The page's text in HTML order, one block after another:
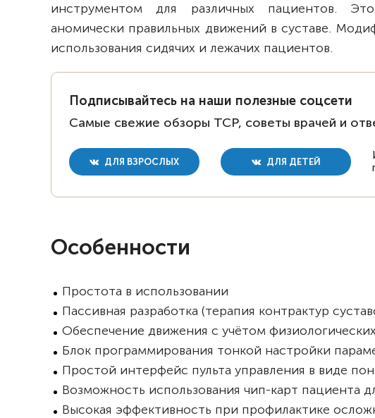
инструментом для различных пациентов.
аномически правильных движений в суставе.
использования сидячих и лежачих пациентов.
Подписывайтесь на наши полезные соцсети
Самые свежие обзоры ТСР, советы врачей и
ДЛЯ ВЗРОСЛЫХ ДЛЯ ДЕТЕЙ
Особенности
Простота в использовании
Пассивная разработка (терапия контрактур
Обеспечение движения с учётом
Блок программирования тонкой настройки
Простой интерфейс пульта управления в виде
Возможность использования чип-карт пациента
Высокая эффективность при профилактике